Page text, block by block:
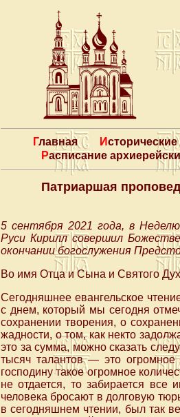
Главная
Расписание
Патриаршая
5 сентября 2021 года, в
Руси Кирилл совершил
окончании богослужения
Во имя Отца и Сына и Святого
Сегодняшнее евангельское
с днем, который мы сегодня
сохранении творения, о
жадности, о том, как некто
это за сумма, можно сказать
тысяч талантов — это огромное
господину такое огромное
не отдается, то забирается
человека бросают в долговую
в сегодняшнем чтении, был так